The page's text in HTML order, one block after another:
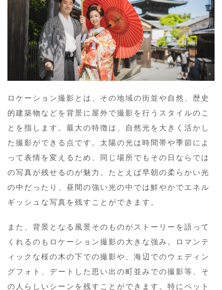
ロケーション撮影とは、その地域の街並や自然、歴史
的建築物などを背景に屋外で撮影を行うスタイルのこ
とを指します。最大の特徴は、自然光を大きく活かし
た撮影ができる点です。太陽の光は時間帯や季節によ
って表情を変えるため、同じ場所でもその日ならでは
の写真が残せるのが魅力。たとえば早朝の柔らかい光
の中だったり、昼間の強い光の中では鮮やかでエネル
ギッシュな写真を残すことができます。
また、背景となる風景そのものがストーリーを語って
くれるのもロケーション撮影の大きな強み。ロマンテ
ィックな桜の木の下での撮影や、海辺でのウェディン
グフォト、デートした思い出の町並みでの撮影等、そ
の人らしいシーンを残すことができます。特にペット